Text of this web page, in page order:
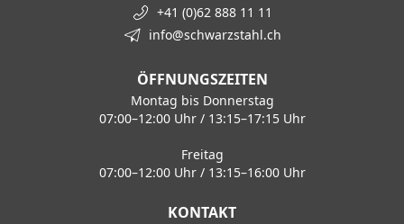
+41 (0)62 888 11 11
info@schwarzstahl.ch
ÖFFNUNGSZEITEN
Montag bis Donnerstag
07:00–12:00 Uhr / 13:15–17:15 Uhr
Freitag
07:00–12:00 Uhr / 13:15–16:00 Uhr
KONTAKT